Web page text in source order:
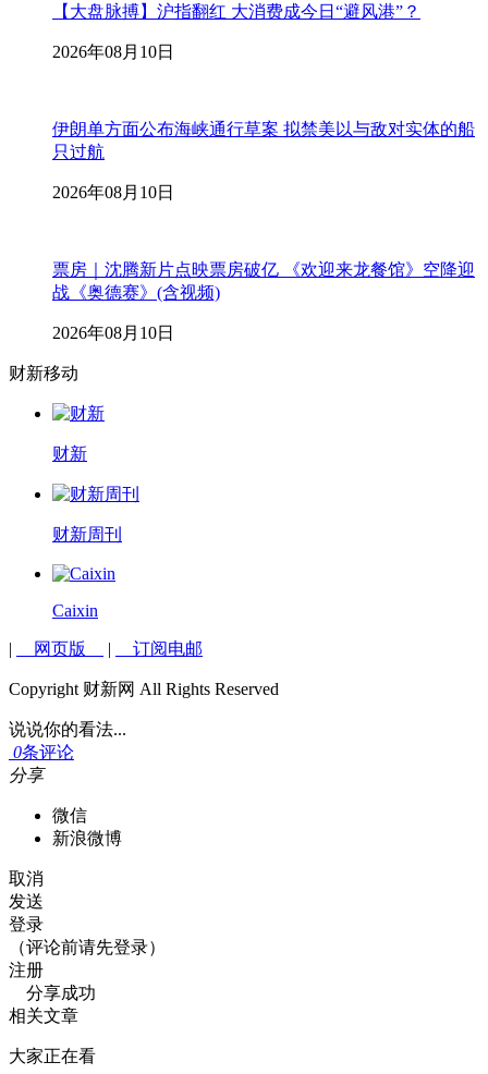
【大盘脉搏】沪指翻红 大消费成今日“避风港”？
2026年08月10日
伊朗单方面公布海峡通行草案 拟禁美以与敌对实体的船
只过航
2026年08月10日
票房｜沈腾新片点映票房破亿 《欢迎来龙餐馆》空降迎
战《奥德赛》(含视频)
2026年08月10日
财新移动
财新
财新周刊
Caixin
| 网页版 | 订阅电邮
Copyright 财新网 All Rights Reserved
说说你的看法...
0条评论
分享
微信
新浪微博
取消
发送
登录
（评论前请先登录）
注册
分享成功
相关文章
大家正在看